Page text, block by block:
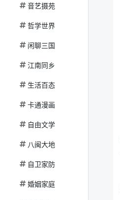
音艺摄苑
哲学世界
闲聊三国
江南同乡
生活百态
卡通漫画
自由文学
八闽大地
自卫家防
婚姻家庭